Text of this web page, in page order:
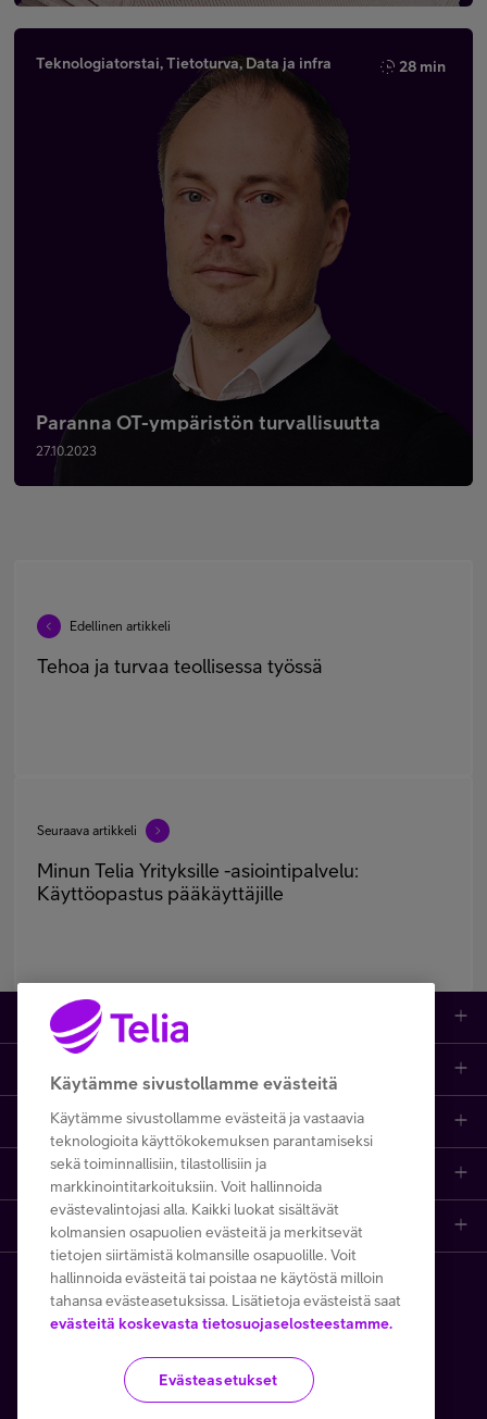
Teknologiatorstai, Tietoturva, Data ja infra 28 min
Paranna OT-ympäristön turvallisuutta
27.10.2023
Edellinen artikkeli
Tehoa ja turvaa teollisessa työssä
Seuraava artikkeli
Minun Telia Yrityksille -asiointipalvelu:
Käyttöopastus pääkäyttäjille
Tuotteet
IT-palvelut
Yrittäjän palvelut
Julkishallinnolle
Wholesale
5G yrityksille
Etusivu
Yhteystiedot
Paikalliset yritysmyyjät
Viat ja häiriöt
Asiakkuuden hallinta
Opi ja inspiroidu
Artikkelit
Referenssit
Webinaarit ja koulutukset
Telia
Telia
Telia Cygate
Telia Finland
Telia yrityksenä
Vastuullisuus
Turvaverkko
Copyright Telia Company 2026
Kaikki hinnat ALV 0 %
Tietosuoja ja -turva Käyttöehdot
Käytämme sivustollamme evästeitä
Käytämme sivustollamme evästeitä ja vastaavia
teknologioita käyttökokemuksen parantamiseksi
sekä toiminnallisiin, tilastollisiin ja
markkinointitarkoituksiin. Voit hallinnoida
evästevalintojasi alla. Kaikki luokat sisältävät
kolmansien osapuolien evästeitä ja merkitsevät
tietojen siirtämistä kolmansille osapuolille. Voit
hallinnoida evästeitä tai poistaa ne käytöstä milloin
tahansa evästeasetuksissa. Lisätietoja evästeistä saat
evästeitä koskevasta tietosuojaselosteestamme.
Evästeasetukset